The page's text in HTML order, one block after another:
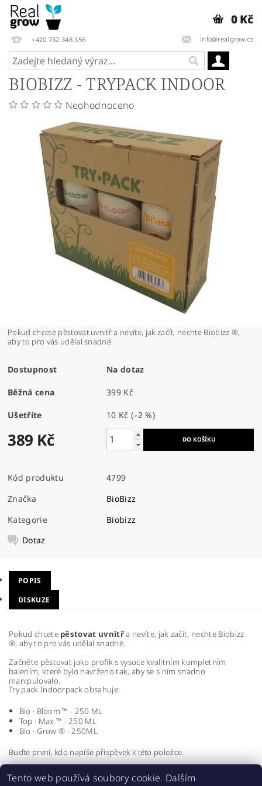
+420 732 348 356 info@realgrow.cz
0 Kč
BIOBIZZ - TRYPACK INDOOR
Neohodnoceno
Pokud chcete pěstovat uvnitř a nevíte, jak začít, nechte Biobizz ®,
aby to pro vás udělal snadné.
Dostupnost Na dotaz
Běžná cena 399 Kč
Ušetříte 10 Kč(–2 %)
389 Kč
Kód produktu
4799
Značka
BioBizz
Kategorie
Biobizz
Dotaz
POPIS
DISKUZE
Pokud chcete pěstovat uvnitřa nevíte, jak začít, nechte Biobizz
®, aby to pro vás udělal snadné.
Začněte pěstovat jako profík s vysoce kvalitním kompletním
balením, které bylo navrženo tak, aby se s ním snadno
manipulovalo.
Try pack Indoorpack obsahuje:
Bio · Bloom ™ - 250 ML
Top · Max ™ - 250 ML
Bio · Grow ® - 250ML
Buďte první, kdo napíše příspěvek k této položce.
Přidat komentář
Tento web používá soubory cookie. Dalším